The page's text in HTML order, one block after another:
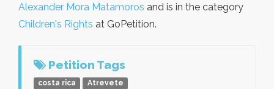
Alexander Mora Matamoros and is in the category
Children's Rights at GoPetition.
Petition Tags
costa rica
Atrevete